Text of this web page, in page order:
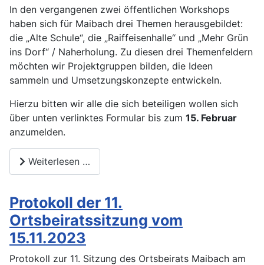
In den vergangenen zwei öffentlichen Workshops
haben sich für Maibach drei Themen herausgebildet:
die „Alte Schule“, die „Raiffeisenhalle“ und „Mehr Grün
ins Dorf“ / Naherholung. Zu diesen drei Themenfeldern
möchten wir Projektgruppen bilden, die Ideen
sammeln und Umsetzungskonzepte entwickeln.
Hierzu bitten wir alle die sich beteiligen wollen sich
über unten verlinktes Formular bis zum 15. Februar
anzumelden.
Weiterlesen …
Protokoll der 11.
Ortsbeiratssitzung vom
15.11.2023
Protokoll zur 11. Sitzung des Ortsbeirats Maibach am